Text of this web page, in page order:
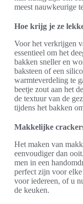
meest nauwkeurige
Hoe krijg je ze
Voor het verkrijgen
essentieel om het
bakken sneller en
baksteen of een
warmteverdeling te
beetje zout aan het
de textuur van de
tijdens het bakken
Makkelijke
Het maken van
eenvoudiger dan
men in een
perfect zijn voor
voor iedereen, of u
de keuken.